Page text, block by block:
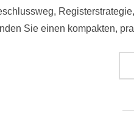
Sie einen kompakten,